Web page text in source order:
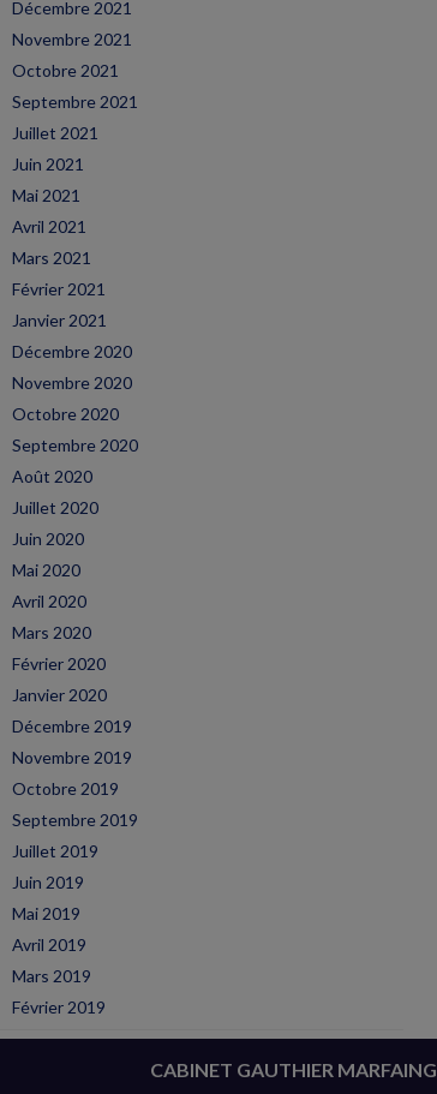
Décembre 2021
Novembre 2021
Octobre 2021
Septembre 2021
Juillet 2021
Juin 2021
Mai 2021
Avril 2021
Mars 2021
Février 2021
Janvier 2021
Décembre 2020
Novembre 2020
Octobre 2020
Septembre 2020
Août 2020
Juillet 2020
Juin 2020
Mai 2020
Avril 2020
Mars 2020
Février 2020
Janvier 2020
Décembre 2019
Novembre 2019
Octobre 2019
Septembre 2019
Juillet 2019
Juin 2019
Mai 2019
Avril 2019
Mars 2019
Février 2019
CABINET GAUTHIER MARFAING